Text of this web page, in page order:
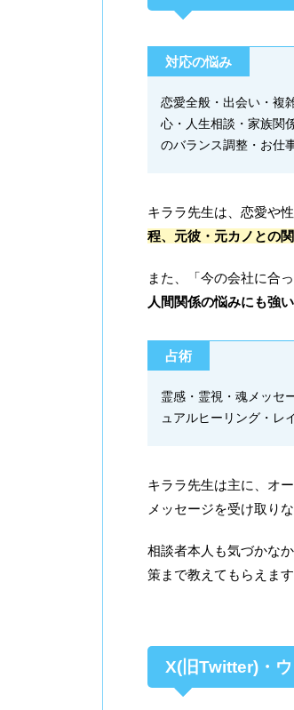
対応の悩み
恋愛全般・出会い・複
心・人生相談・家族関
のバランス調整・お仕
キララ先生は、恋愛や
程、元彼・元カノとの
また、「今の会社に合
人間関係の悩みにも強
占術
霊感・霊視・魂メッセ
ュアルヒーリング・レ
キララ先生は主に、オ
メッセージを受け取り
相談者本人も気づかな
策まで教えてもらえます
X(旧Twitter)・